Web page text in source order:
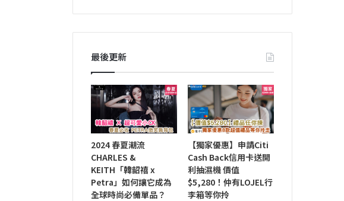
最後更新
2024 春夏潮流
CHARLES &
KEITH「韓韶禧 x
Petra」如何讓它成為
全球時尚必備單品？
【獨家優惠】申請Citi
Cash Back信用卡送開
利抽濕機 價值
$5,280！仲有LOJEL行
李箱等你拎